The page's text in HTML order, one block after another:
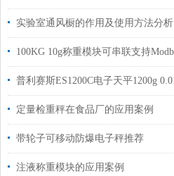
实验室通风橱的作用及使用方法分析
定量检重秤在食品厂的应用案例
带轮子可移动防爆电子秤推荐
注液称重模块的应用案例